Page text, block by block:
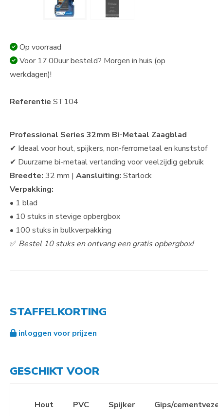
Op voorraad
Voor 17.00uur besteld? Morgen in huis (op
werkdagen)!
Referentie ST104
Professional Series 32mm Bi-Metaal Zaagblad
✔ Ideaal voor hout, spijkers, non-ferrometaal en kunststof
✔ Duurzame bi-metaal vertanding voor veelzijdig gebruik
Breedte: 32 mm | Aansluiting: Starlock
Verpakking:
• 1 blad
• 10 stuks in stevige opbergbox
• 100 stuks in bulkverpakking
✅ Bestel 10 stuks en ontvang een gratis opbergbox!
STAFFELKORTING
inloggen voor prijzen
GESCHIKT VOOR
Hout PVC Spijker Gips/